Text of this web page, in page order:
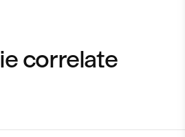
correlate